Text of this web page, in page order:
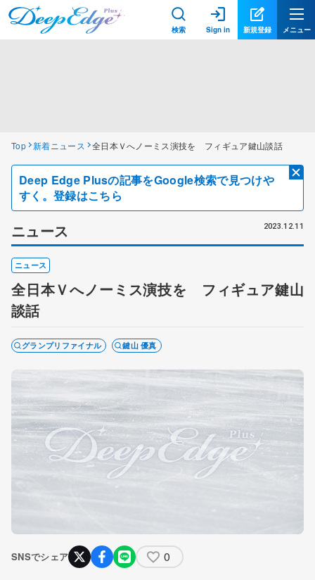
検索 Sign in 新規登録 メニュー
Top 新着ニュース 全日本Ｖへノーミス演技を フィギュア鍵山談話
Deep Edge Plusの記事をGoogle検索で見つけや
すく。登録はこちら
ニュース 2023.12.11
ニュース
全日本Ｖへノーミス演技を フィギュア鍵山
談話
グランプリファイナル 鍵山 優真
SNSでシェア 0